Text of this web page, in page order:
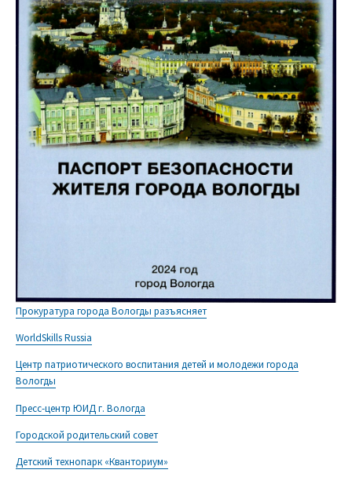
Прокуратура города Вологды разъясняет
WorldSkills Russia
Центр патриотического воспитания детей и молодежи города
Вологды
Пресс-центр ЮИД г. Вологда
Городской родительский совет
Детский технопарк «Кванториум»